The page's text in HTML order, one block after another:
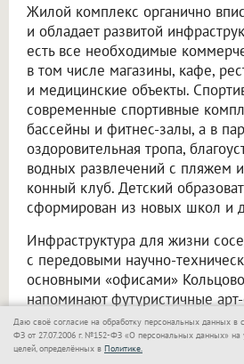
Жилой комплекс органично
и обладает развитой
есть все необходимые
в том числе магазины, кафе,
и медицинские объекты.
современные спортивные
бассейны и фитнес-залы, а в
оздоровительная тропа,
водных развлечений с пляжем
конный клуб. Детский
сформирован из новых школ и
Инфраструктура для жизни
с передовыми научно-
основными «офисами»
напоминают футуристичные
стереотипные промзоны. К
архитектура местного
его в одну из главных местных
Даю своё согласие на обработку персональных данных в
ФЗ от 27.07.2006 г. №152-ФЗ «О персональных данных» на
целей, определённых в Политике.